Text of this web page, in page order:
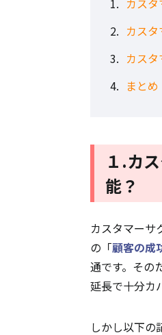
カス
カス
カス
まとめ
１.カ
能？
カスタマーサ
の「顧客の成
通です。その
延長で十分カ
しかし以下の